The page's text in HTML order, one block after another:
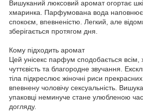
Вишуканий люксовий аромат огортає
хмаринка. Парфумована вода наповнює
спокоєм, впевненістю. Легкий, але
зберігається протягом дня.
Кому підходить аромат
Цей унісекс парфум сподобається всім,
чуттєвість та благородне звучання.
тіла підкреслює жіночні риси
впевнену чоловічу сексуальність.
упаковці неминуче стане улюбленою
догляду.